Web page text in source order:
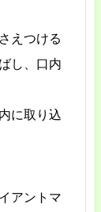
えつける
し、口内
に取り込
アントマ